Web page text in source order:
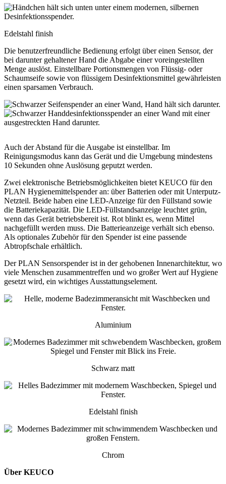
Edelstahl finish
Die benutzerfreundliche Bedienung erfolgt über einen Sensor, der
bei darunter gehaltener Hand die Abgabe einer voreingestellten
Menge auslöst. Einstellbare Portionsmengen von Flüssig- oder
Schaumseife sowie von flüssigem Desinfektionsmittel gewährleisten
einen sparsamen Verbrauch.
Auch der Abstand für die Ausgabe ist einstellbar. Im
Reinigungsmodus kann das Gerät und die Umgebung mindestens
10 Sekunden ohne Auslösung geputzt werden.
Zwei elektronische Betriebsmöglichkeiten bietet KEUCO für den
PLAN Hygienemittelspender an: über Batterien oder mit Unterputz-
Netzteil. Beide haben eine LED-Anzeige für den Füllstand sowie
die Batteriekapazität. Die LED-Füllstandsanzeige leuchtet grün,
wenn das Gerät betriebsbereit ist. Rot blinkt es, wenn Mittel
nachgefüllt werden muss. Die Batterieanzeige verhält sich ebenso.
Als optionales Zubehör für den Spender ist eine passende
Abtropfschale erhältlich.
Der PLAN Sensorspender ist in der gehobenen Innenarchitektur, wo
viele Menschen zusammentreffen und wo großer Wert auf Hygiene
gesetzt wird, ein wichtiges Ausstattungselement.
Aluminium
Schwarz matt
Edelstahl finish
Chrom
Über KEUCO